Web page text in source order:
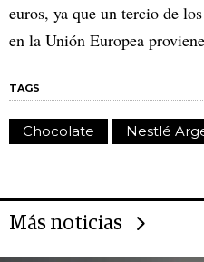
euros, ya que un tercio de
en la Unión Europea
TAGS
Chocolate Nestlé
Más noticias